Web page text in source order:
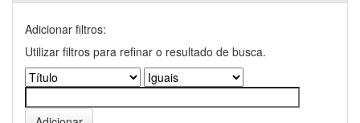
Adicionar filtros:
Utilizar filtros para refinar o resultado de busca.